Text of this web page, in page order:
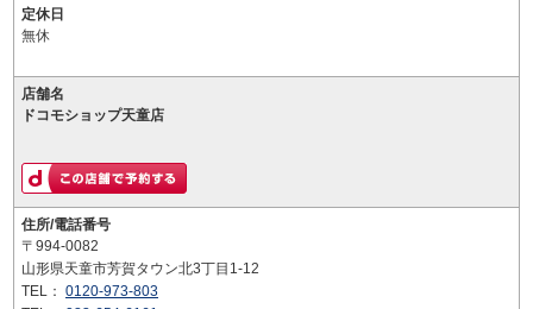
定休日
無休
店舗名
ドコモショップ天童店
住所/電話番号
〒994-0082
山形県天童市芳賀タウン北3丁目1-12
TEL： 0120-973-803